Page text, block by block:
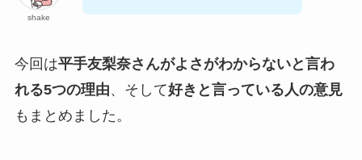
shake
今回は平手友梨奈さんがよさがわからないと言わ
れる5つの理由、そして好きと言っている人の意見
もまとめました。